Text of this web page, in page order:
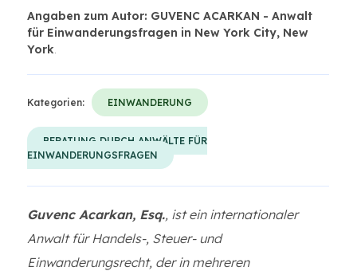
Angaben zum Autor: GUVENC ACARKAN - Anwalt
für Einwanderungsfragen in New York City, New
York.
Kategorien: EINWANDERUNG
BERATUNG DURCH ANWÄLTE FÜR
EINWANDERUNGSFRAGEN
Guvenc Acarkan, Esq., ist ein internationaler
Anwalt für Handels-, Steuer- und
Einwanderungsrecht, der in mehreren